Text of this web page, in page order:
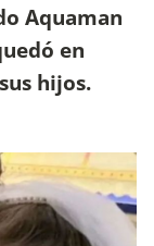
Aquaman
en
hijos.